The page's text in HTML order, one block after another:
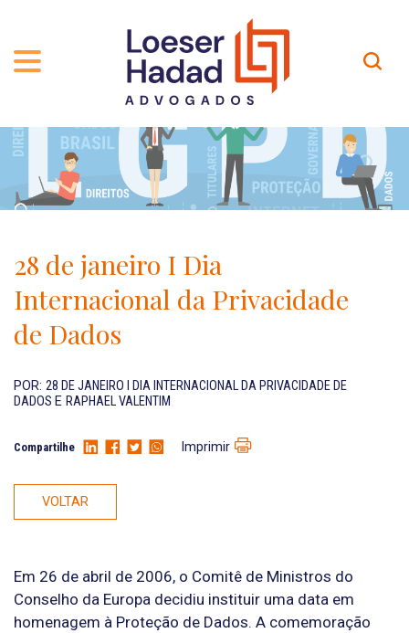
QUEM SOMOS
TRAJETÓRIA
INCLUSÃO E DIVERSIDADE
PRÊMIOS
NOSSA EQUIPE
ÁREAS DE ATUAÇÃO
PROFISSIONAIS
CARREIRA
Contato
Localização
28 de janeiro I Dia
Internacional da Privacidade
de Dados
POR: 28 DE JANEIRO I DIA INTERNACIONAL DA PRIVACIDADE DE
DADOS E RAPHAEL VALENTIM
Compartilhe Imprimir
VOLTAR
Em 26 de abril de 2006, o Comitê de Ministros do
Conselho da Europa decidiu instituir uma data em
homenagem à Proteção de Dados. A comemoração